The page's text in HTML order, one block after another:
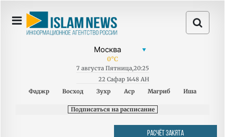
0°C
7 августа Пятница,20:25
22 Сафар 1448 AH
Фаджр
Восход Зухр Аср Магриб Иша
Подписаться на расписание
РАСЧЁТ ЗАКЯТА